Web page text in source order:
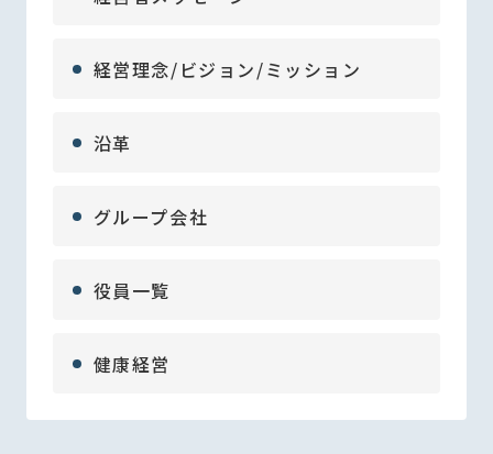
経営理念/ビジョン/ミッション
沿革
グループ会社
役員一覧
健康経営